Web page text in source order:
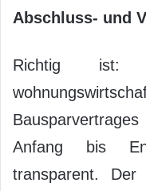
Abschluss- und
Richtig ist:
Anfang bis
transparent.